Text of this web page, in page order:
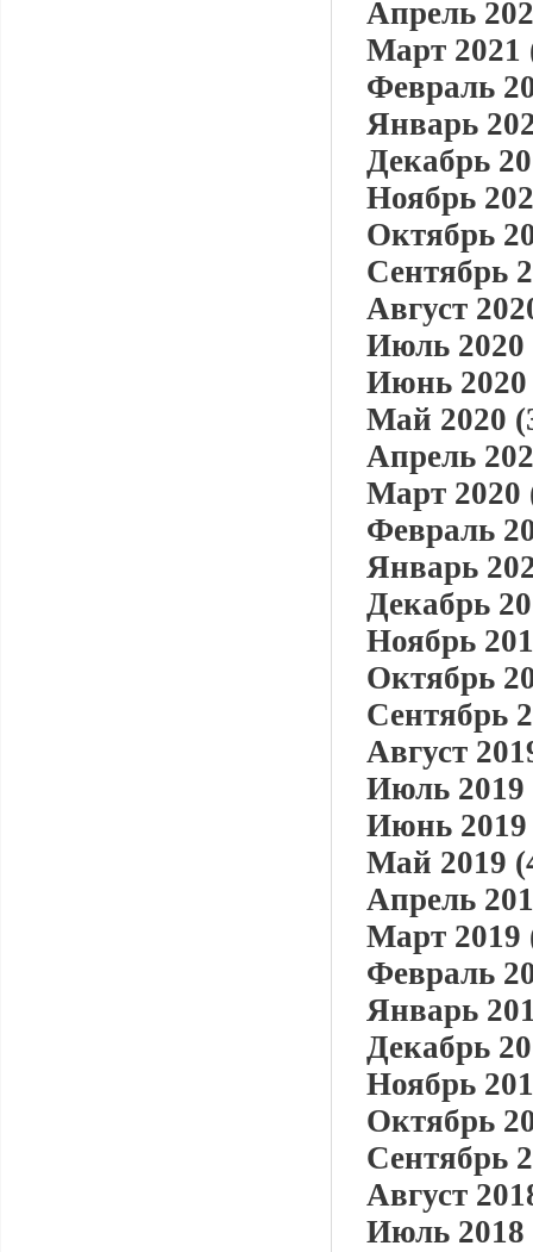
Апрель
Март 2021
Февраль
Январь
Декабрь
Ноябрь
Октябрь
Сентябрь
Август
Июль 2020
Июнь 2020
Май 2020
Апрель
Март 2020
Февраль
Январь
Декабрь
Ноябрь
Октябрь
Сентябрь
Август
Июль 2019
Июнь 2019
Май 2019
Апрель
Март 2019
Февраль
Январь
Декабрь
Ноябрь
Октябрь
Сентябрь
Август
Июль 2018